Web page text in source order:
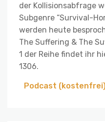
der Kollisionsabfrage
Subgenre “Survival-
werden heute
The Suffering & The
1 der Reihe findet ihr
1306.
Podcast